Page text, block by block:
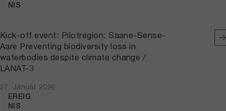
Kick-off event: Pilotregion: Saane-Sense-
Aare Preventing biodiversity loss in
waterbodies despite climate change /
LANAT-3
27. Januar 2026
NIS
EREIG
NIS